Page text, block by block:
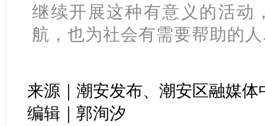
继续开展这种有意义的活动
航，也为社会有需要帮助的
来源｜潮安发布、潮安区融媒体
编辑｜郭洵汐